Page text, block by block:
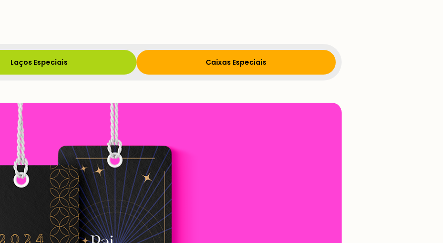
Laços Especiais Caixas Especiais